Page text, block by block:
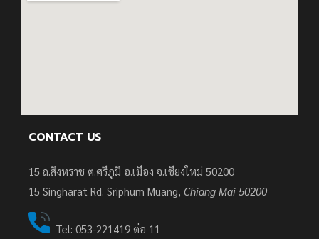
CONTACT US
15 ถ.สิงหราช ต.ศรีภูมิ อ.เมือง จ.เชียงใหม่ 50200
15 Singharat Rd. Sriphum Muang, Chiang Mai 50200
Tel: 053-221419 ต่อ 11